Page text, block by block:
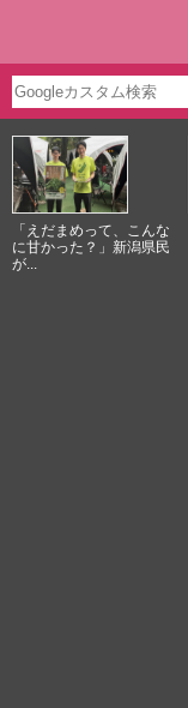
「えだまめって、こんな
に甘かった？」新潟県民
が...